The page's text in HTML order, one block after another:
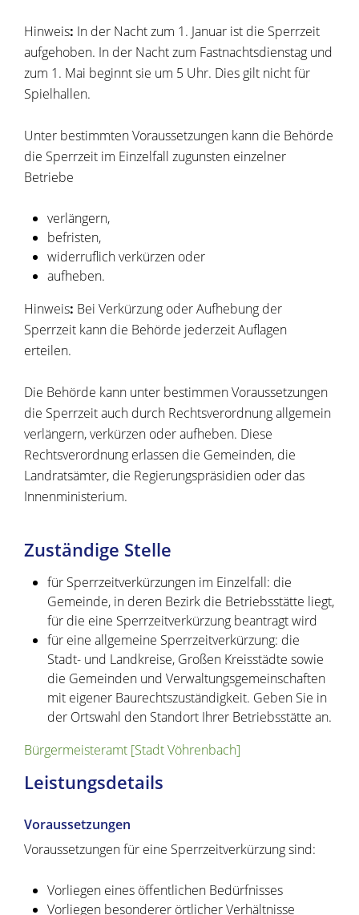
Hinweis: In der Nacht zum 1. Januar ist die Sperrzeit
aufgehoben. In der Nacht zum Fastnachtsdienstag und
zum 1. Mai beginnt sie um 5 Uhr. Dies gilt nicht für
Spielhallen.
Unter bestimmten Voraussetzungen kann die Behörde
die Sperrzeit im Einzelfall zugunsten einzelner
Betriebe
verlängern,
befristen,
widerruflich verkürzen oder
aufheben.
Hinweis: Bei Verkürzung oder Aufhebung der
Sperrzeit kann die Behörde jederzeit Auflagen
erteilen.
Die Behörde kann unter bestimmen Voraussetzungen
die Sperrzeit auch durch Rechtsverordnung allgemein
verlängern, verkürzen oder aufheben. Diese
Rechtsverordnung erlassen die Gemeinden, die
Landratsämter, die Regierungspräsidien oder das
Innenministerium.
Zuständige Stelle
für Sperrzeitverkürzungen im Einzelfall: die
Gemeinde, in deren Bezirk die Betriebsstätte liegt,
für die eine Sperrzeitverkürzung beantragt wird
für eine allgemeine Sperrzeitverkürzung: die
Stadt- und Landkreise, Großen Kreisstädte sowie
die Gemeinden und Verwaltungsgemeinschaften
mit eigener Baurechtszuständigkeit. Geben Sie in
der Ortswahl den Standort Ihrer Betriebsstätte an.
Bürgermeisteramt [Stadt Vöhrenbach]
Leistungsdetails
Voraussetzungen
Voraussetzungen für eine Sperrzeitverkürzung sind:
Vorliegen eines öffentlichen Bedürfnisses
Vorliegen besonderer örtlicher Verhältnisse